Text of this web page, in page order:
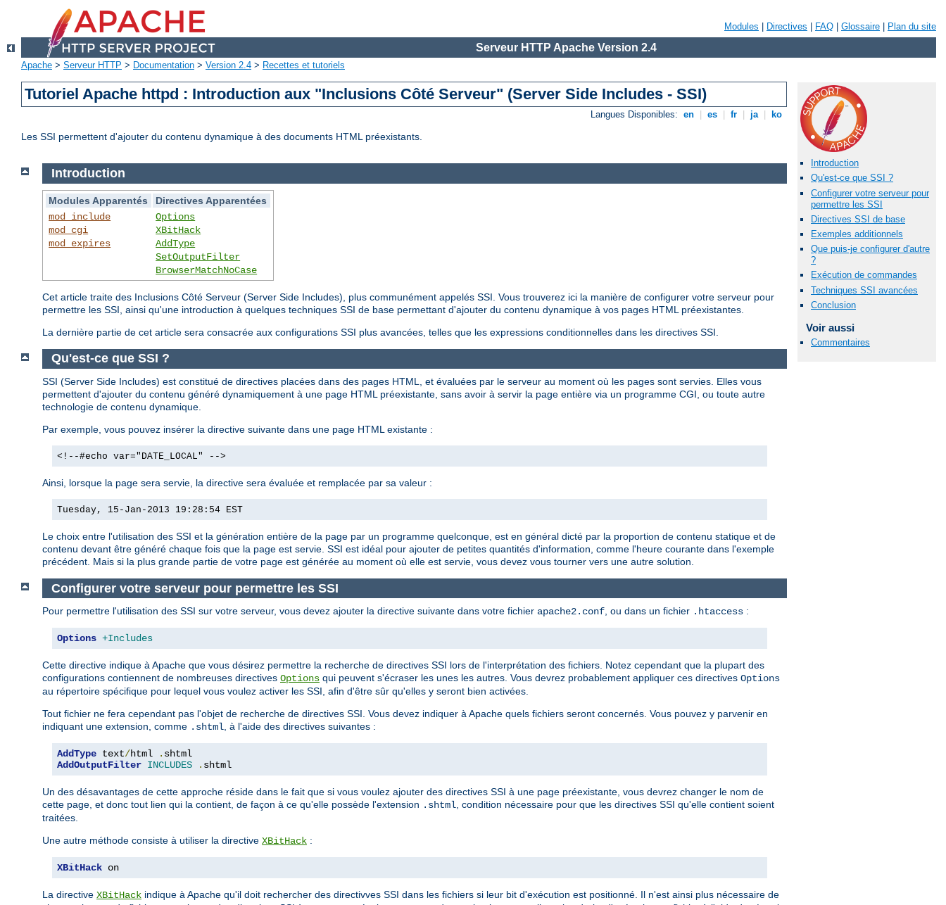
Modules Directives FAQ Glossaire Plan du site
Serveur HTTP Apache Version 2.4
Apache > Serveur HTTP > Documentation > Version 2.4 > Recettes et tutoriels
Tutoriel Apache httpd : Introduction aux "Inclusions Côté Serveur" (Server Side Includes - SSI)
Langues Disponibles: en es fr ja ko
Les SSI permettent d'ajouter du contenu dynamique à des documents HTML préexistants.
Introduction
Qu'est-ce que SSI ?
Configurer votre serveur pour
permettre les SSI
Directives SSI de base
Exemples additionnels
Que puis-je configurer d'autre
?
Exécution de commandes
Techniques SSI avancées
Conclusion
Voir aussi
Commentaires
Introduction
Modules Apparentés
Directives Apparentées
mod_include
mod_cgi
mod_expires
Options
XBitHack
AddType
SetOutputFilter
BrowserMatchNoCase
Cet article traite des Inclusions Côté Serveur (Server Side Includes), plus communément appelés SSI. Vous trouverez ici la manière de configurer votre serveur pour
permettre les SSI, ainsi qu'une introduction à quelques techniques SSI de base permettant d'ajouter du contenu dynamique à vos pages HTML préexistantes.
La dernière partie de cet article sera consacrée aux configurations SSI plus avancées, telles que les expressions conditionnelles dans les directives SSI.
Qu'est-ce que SSI ?
SSI (Server Side Includes) est constitué de directives placées dans des pages HTML, et évaluées par le serveur au moment où les pages sont servies. Elles vous
permettent d'ajouter du contenu généré dynamiquement à une page HTML préexistante, sans avoir à servir la page entière via un programme CGI, ou toute autre
technologie de contenu dynamique.
Par exemple, vous pouvez insérer la directive suivante dans une page HTML existante :
<!--#echo var="DATE_LOCAL" -->
Ainsi, lorsque la page sera servie, la directive sera évaluée et remplacée par sa valeur :
Tuesday, 15-Jan-2013 19:28:54 EST
Le choix entre l'utilisation des SSI et la génération entière de la page par un programme quelconque, est en général dicté par la proportion de contenu statique et de
contenu devant être généré chaque fois que la page est servie. SSI est idéal pour ajouter de petites quantités d'information, comme l'heure courante dans l'exemple
précédent. Mais si la plus grande partie de votre page est générée au moment où elle est servie, vous devez vous tourner vers une autre solution.
Configurer votre serveur pour permettre les SSI
Pour permettre l'utilisation des SSI sur votre serveur, vous devez ajouter la directive suivante dans votre fichier apache2.conf, ou dans un fichier .htaccess :
Options +Includes
Cette directive indique à Apache que vous désirez permettre la recherche de directives SSI lors de l'interprétation des fichiers. Notez cependant que la plupart des
configurations contiennent de nombreuses directives Options qui peuvent s'écraser les unes les autres. Vous devrez probablement appliquer ces directives Options
au répertoire spécifique pour lequel vous voulez activer les SSI, afin d'être sûr qu'elles y seront bien activées.
Tout fichier ne fera cependant pas l'objet de recherche de directives SSI. Vous devez indiquer à Apache quels fichiers seront concernés. Vous pouvez y parvenir en
indiquant une extension, comme .shtml, à l'aide des directives suivantes :
AddType text/html .
AddOutputFilter INCLUDES . shtml
Un des désavantages de cette approche réside dans le fait que si vous voulez ajouter des directives SSI à une page préexistante, vous devrez changer le nom de
cette page, et donc tout lien qui la contient, de façon à ce qu'elle possède l'extension .shtml, condition nécessaire pour que les directives SSI qu'elle contient soient
traitées.
Une autre méthode consiste à utiliser la directive XBitHack :
XBitHack on
La directive XBitHack indique à Apache qu'il doit rechercher des directivves SSI dans les fichiers si leur bit d'exécution est positionné. Il n'est ainsi plus nécessaire de